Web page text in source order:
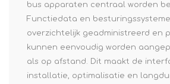
bus apparaten centraal worden
Functiedata en
overzichtelijk geadministreerd en
kunnen eenvoudig worden
als op afstand. Dit maakt de
installatie, optimalisatie en